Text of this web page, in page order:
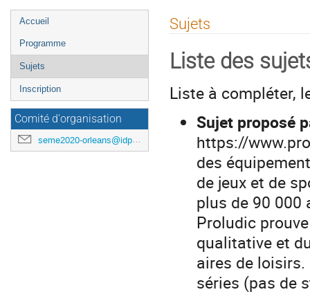
Menu
de
l'événement
Accueil
Programme
Sujets
Inscription
Comité d'organisation
seme2020-orleans@idpoisson.fr
Sujets
Liste des
Liste à compléter,
Sujet proposé
https://
des
de jeux et de
plus de 90 000
Proludic
qualitative et
aires de
séries (pas de